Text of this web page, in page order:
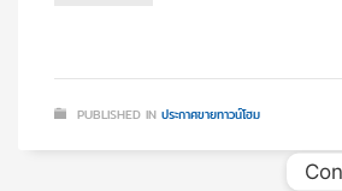
PUBLISHED IN ประกาศขายทาวน์โฮม